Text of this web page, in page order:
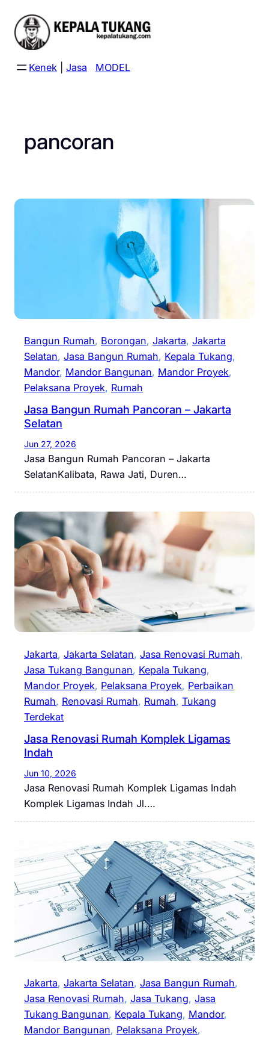
content
Kenek Jasa MODEL
pancoran
Bangun Rumah, Borongan, Jakarta, Jakarta
Selatan, Jasa Bangun Rumah, Kepala Tukang
Mandor, Mandor Bangunan, Mandor Proyek
Pelaksana Proyek, Rumah
Jasa Bangun Rumah Pancoran – Jakarta
Selatan
Jun 27, 2026
Jasa Bangun Rumah Pancoran – Jakarta
SelatanKalibata, Rawa Jati, Duren…
Jakarta, Jakarta Selatan, Jasa Renovasi Rumah
Jasa Tukang Bangunan, Kepala Tukang
Mandor Proyek, Pelaksana Proyek, Perbaikan
Rumah, Renovasi Rumah, Rumah, Tukang
Terdekat
Jasa Renovasi Rumah Komplek Ligamas
Indah
Jun 10, 2026
Jasa Renovasi Rumah Komplek Ligamas Indah
Komplek Ligamas Indah Jl.…
Jakarta, Jakarta Selatan, Jasa Bangun Rumah
Jasa Renovasi Rumah, Jasa Tukang, Jasa
Tukang Bangunan, Kepala Tukang, Mandor
Mandor Bangunan, Pelaksana Proyek